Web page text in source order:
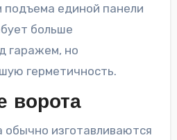
единой панели
больше
гаражем, но
герметичность.
ворота
изготавливаются